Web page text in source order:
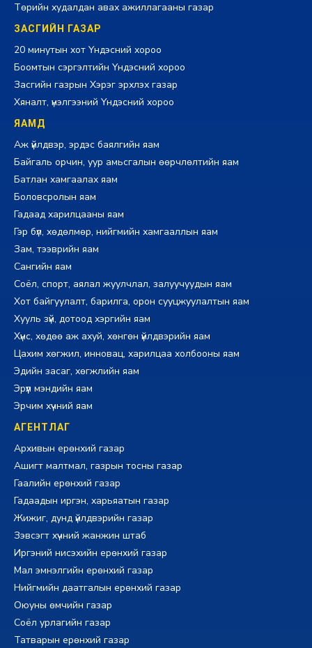
Төрийн худалдан авах ажиллагааны газар
ЗАСГИЙН ГАЗАР
20 минутын хот Үндэсний хороо
Боомтын сэргэлтийн Үндэсний хороо
Засгийн газрын Хэрэг эрхлэх газар
Хяналт, үнэлгээний Үндэсний хороо
ЯАМД
Аж үйлдвэр, эрдэс баялгийн яам
Байгаль орчин, уур амьсгалын өөрчлөлтийн яам
Батлан хамгаалах яам
Боловсролын яам
Гадаад харилцааны яам
Гэр бүл, хөдөлмөр, нийгмийн хамгааллын яам
Зам, тээврийн яам
Сангийн яам
Соёл, спорт, аялал жуулчлал, залуучуудын яам
Хот байгуулалт, барилга, орон сууцжуулалтын яам
Хууль зүй, дотоод хэргийн яам
Хүнс, хөдөө аж ахуй, хөнгөн үйлдвэрийн яам
Цахим хөгжил, инновац, харилцаа холбооны яам
Эдийн засаг, хөгжлийн яам
Эрүүл мэндийн яам
Эрчим хүчний яам
АГЕНТЛАГ
Архивын ерөнхий газар
Ашигт малтмал, газрын тосны газар
Гаалийн ерөнхий газар
Гадаадын иргэн, харьяатын газар
Жижиг, дунд үйлдвэрийн газар
Зэвсэгт хүчний жанжин штаб
Иргэний нисэхийн ерөнхий газар
Мал эмнэлгийн ерөнхий газар
Нийгмийн даатгалын ерөнхий газар
Оюуны өмчийн газар
Соёл урлагийн газар
Татварын ерөнхий газар